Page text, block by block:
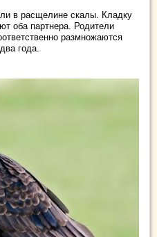
в расщелине скалы. Кладку
оба партнера. Родители
размножаются
года.